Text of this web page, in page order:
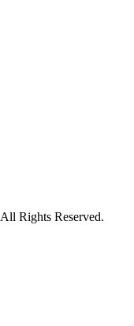
Rights Reserved.